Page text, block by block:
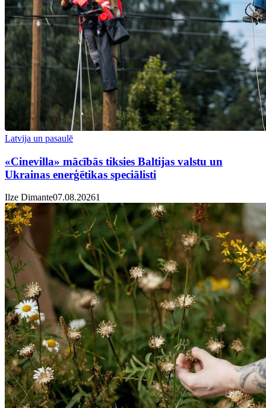
Latvija un pasaulē
«Cinevilla» mācībās tiksies Baltijas valstu un
Ukrainas enerģētikas speciālisti
Ilze Dimante07.08.20261